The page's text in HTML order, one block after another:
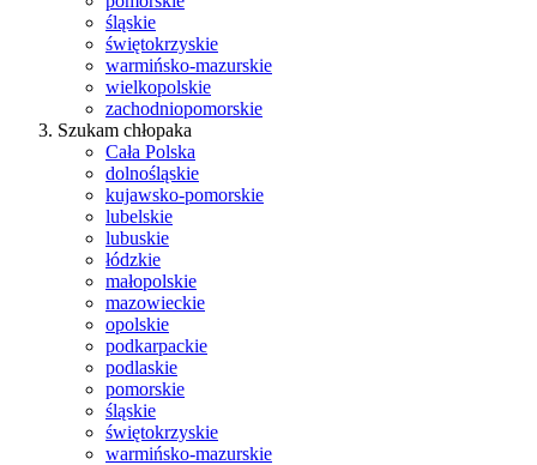
śląskie
świętokrzyskie
warmińsko-mazurskie
wielkopolskie
zachodniopomorskie
Szukam chłopaka
Cała Polska
dolnośląskie
kujawsko-pomorskie
lubelskie
lubuskie
łódzkie
małopolskie
mazowieckie
opolskie
podkarpackie
podlaskie
pomorskie
śląskie
świętokrzyskie
warmińsko-mazurskie